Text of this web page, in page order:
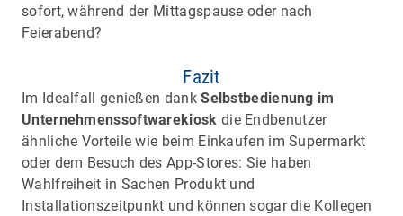
sofort, während der Mittagspause oder nach
Feierabend?
Fazit
Im Idealfall genießen dankSelbstbedienung im
Unternehmenssoftwarekiosk die Endbenutzer
ähnliche Vorteile wie beim Einkaufen im Supermarkt
oder dem Besuch des App-Stores: Sie haben
Wahlfreiheit in Sachen Produkt und
Installationszeitpunkt und können sogar die Kollegen